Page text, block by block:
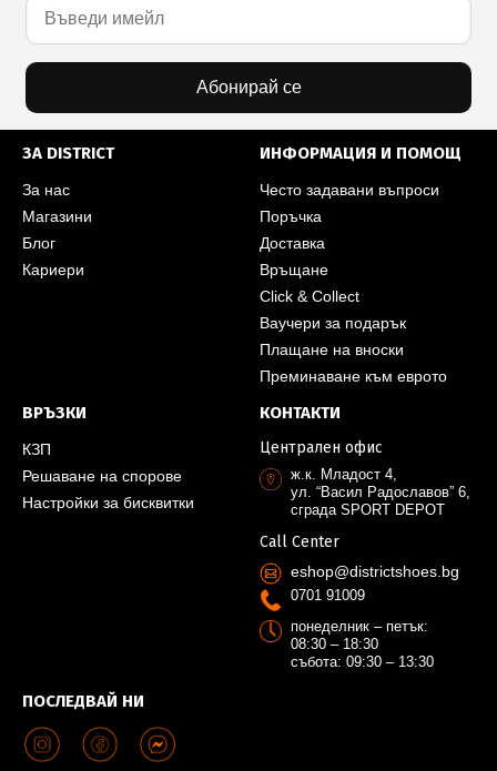
Абонирай се
ЗА DISTRICT
За нас
Магазини
Блог
Кариери
ИНФОРМАЦИЯ И ПОМОЩ
Често задавани въпроси
Поръчка
Доставка
Връщане
Click & Collect
Ваучери за подарък
Плащане на вноски
Преминаване към еврото
ВРЪЗКИ
КЗП
Решаване на спорове
Настройки за бисквитки
ПОСЛЕДВАЙ НИ
КОНТАКТИ
Централен офис
ж.к. Младост 4,
ул. “Васил Радославов” 6,
сграда SPORT DEPOT
Call Center
eshop@districtshoes.bg
0701 91009
понеделник – петък:
08:30 – 18:30
събота: 09:30 – 13:30